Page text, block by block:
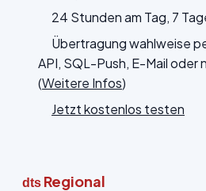
24 Stunden am Tag, 7
Übertragung wahlweise
API, SQL-Push, E-Mail oder
(Weitere Infos)
Jetzt kostenlos testen
dts Regional